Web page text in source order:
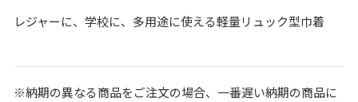
レジャーに、学校に、多用途に使える軽量リュック型巾着
※納期の異なる商品をご注文の場合、一番遅い納期の商品に